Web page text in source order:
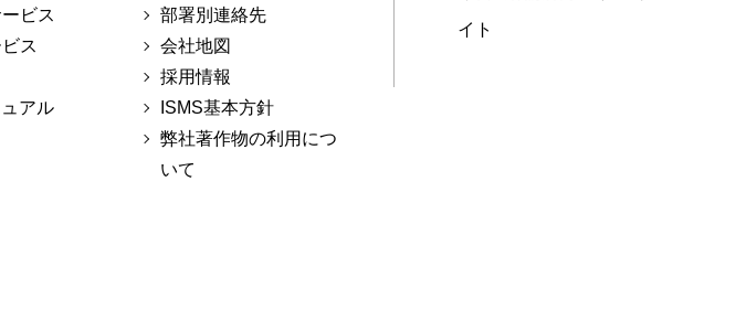
ビス
ス
アル
部署別連絡先
会社地図
採用情報
ISMS基本方針
弊社著作物の利用につ
いて
イト